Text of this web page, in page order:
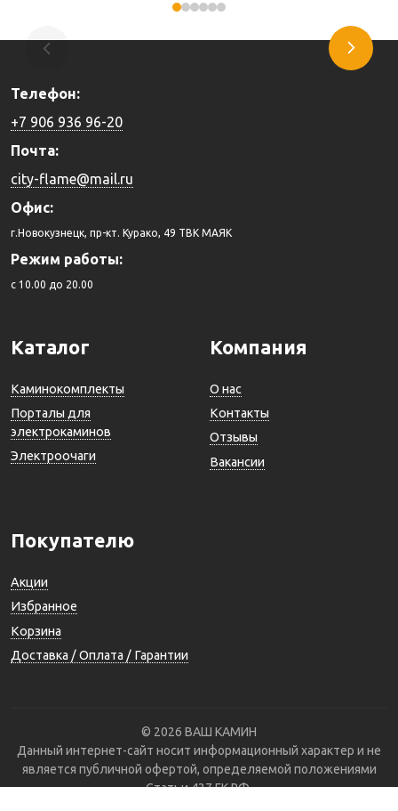
Телефон:
+7 906 936 96-20
Почта:
city-flame@mail.ru
Офис:
г.Новокузнецк, пр-кт. Курако, 49 ТВК МАЯК
Режим работы:
c 10.00 до 20.00
Каталог
Каминокомплекты
Порталы для
электрокаминов
Электроочаги
Компания
О нас
Контакты
Отзывы
Вакансии
Покупателю
Акции
Избранное
Корзина
Доставка / Оплата / Гарантии
© 2026 ВАШ КАМИН
Данный интернет-сайт носит информационный характер и не
является публичной офертой, определяемой положениями
Статьи 437 ГК РФ.